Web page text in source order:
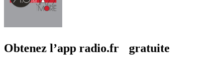
Obtenez l’app radio.fr gratuite